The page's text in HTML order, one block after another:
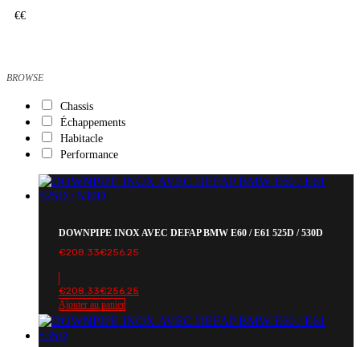
€€
BROWSE
Chassis
Échappements
Habitacle
Performance
DOWNPIPE INOX AVEC DEFAP BMW E60 / E61 525D / 530D
€208.33€256.25
€208.33€256.25
Ajouter au panier